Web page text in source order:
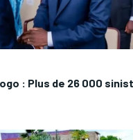
: Plus de 26 000